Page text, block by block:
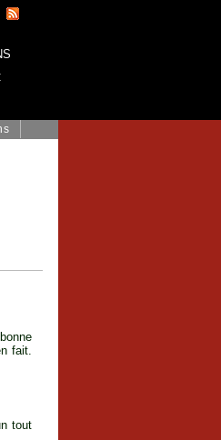
fait.
tout